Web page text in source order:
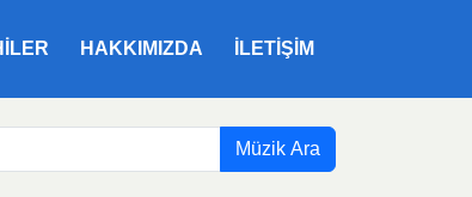
HAKKIMIZDA İLETIŞIM
Müzik Ara